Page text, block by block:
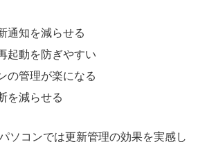
通知を減らせる
起動を防ぎやすい
の管理が楽になる
を減らせる
ソコンでは更新管理の効果を実感し